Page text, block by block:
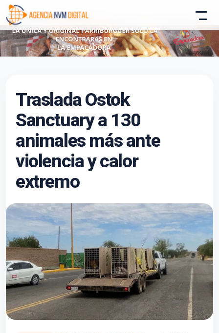
Traslada Ostok
Sanctuary a 130
animales más ante
violencia y calor
extremo
Asistente conectado